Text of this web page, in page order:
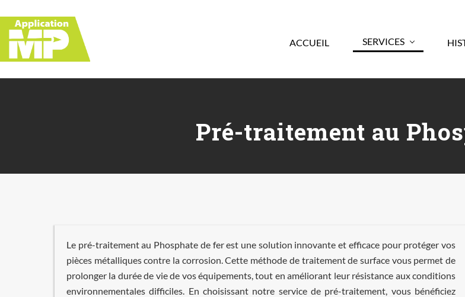
right
header
main
content
footer
ACCUEIL SERVICES
Pré-traitement au
Le pré-traitement au Phosphate de fer est une solution innovante et efficace pour protéger vos
pièces métalliques contre la corrosion. Cette méthode de traitement de surface vous permet de
prolonger la durée de vie de vos équipements, tout en améliorant leur résistance aux conditions
environnementales difficiles. En choisissant notre service de pré-traitement, vous bénéficiez